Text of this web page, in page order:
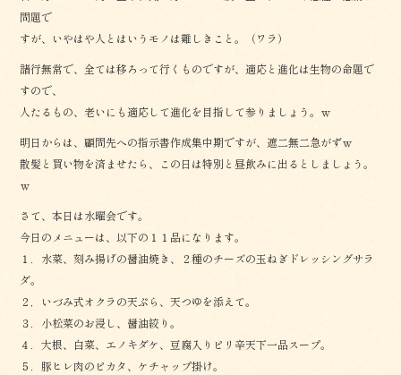
問題で
すが、いやはや人とはいうモノは難しきこと。（ワラ）
諸行無常で、全ては移ろって行くものですが、適応と進化は生物の命題で
すので、
人たるもの、老いにも適応して進化を目指して参りましょう。ｗ
明日からは、顧問先への指示書作成集中期ですが、遮二無二急がずｗ
散髪と買い物を済ませたら、この日は特別と昼飲みに出るとしましょう。
ｗ
さて、本日は水曜会です。
今日のメニューは、以下の１１品になります。
１．水菜、刻み揚げの醤油焼き、２種のチーズの玉ねぎドレッシングサラ
ダ。
２，いづみ式オクラの天ぷら、天つゆを添えて。
３．小松菜のお浸し、醤油絞り。
４．大根、白菜、エノキダケ、豆腐入りピリ辛天下一品スープ。
５．豚ヒレ肉のピカタ、ケチャップ掛け。